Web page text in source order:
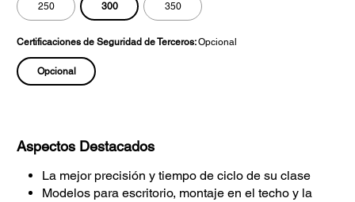
250 300 350
Certificaciones de Seguridad de Terceros:Opcional
Opcional
Aspectos Destacados
La mejor precisión y tiempo de ciclo de su clase
Modelos para escritorio, montaje en el techo y la